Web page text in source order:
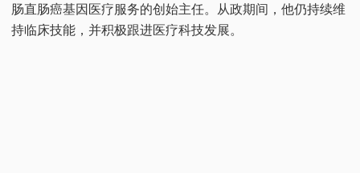
肠直肠癌基因医疗服务的创始主任。从政期间，他仍持续维
持临床技能，并积极跟进医疗科技发展。